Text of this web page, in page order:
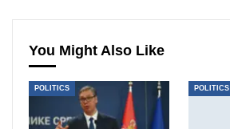
You Might Also Like
POLITICS POLITICS